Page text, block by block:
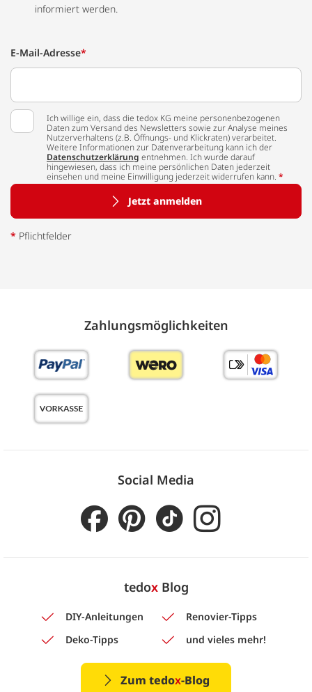
informiert werden.
E-Mail-Adresse*
Ich willige ein, dass die tedox KG meine personenbezogenen
Daten zum Versand des Newsletters sowie zur Analyse meines
Nutzerverhaltens (z.B. Öffnungs- und Klickraten) verarbeitet.
Weitere Informationen zur Datenverarbeitung kann ich der
Datenschutzerklärung entnehmen. Ich wurde darauf
hingewiesen, dass ich meine persönlichen Daten jederzeit
einsehen und meine Einwilligung jederzeit widerrufen kann. *
Jetzt anmelden
* Pflichtfelder
Zahlungs­möglich­keiten
Social Media
tedoxBlog
DIY-Anleitungen
Renovier-Tipps
Deko-Tipps
und vieles mehr!
Zum tedox-Blog